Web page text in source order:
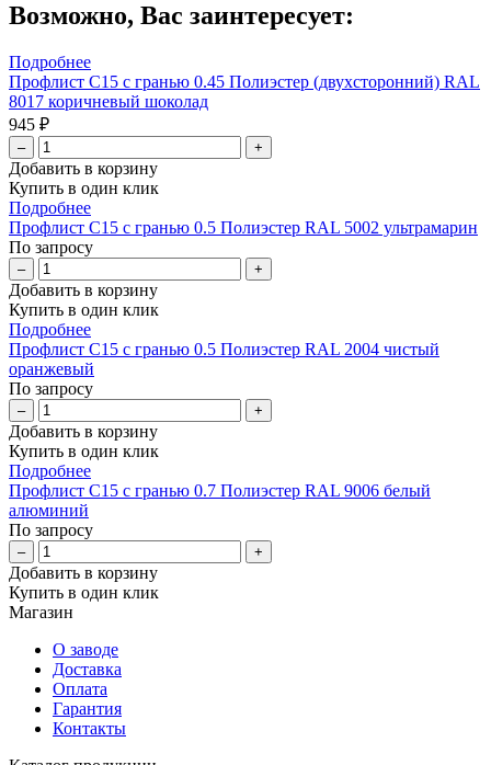
Возможно, Вас заинтересует:
Подробнее
Профлист С15 с гранью 0.45 Полиэстер (двухсторонний) RAL
8017 коричневый шоколад
945 ₽
– +
Добавить в корзину
Купить в один клик
Подробнее
Профлист С15 с гранью 0.5 Полиэстер RAL 5002 ультрамарин
По запросу
– +
Добавить в корзину
Купить в один клик
Подробнее
Профлист С15 с гранью 0.5 Полиэстер RAL 2004 чистый
оранжевый
По запросу
– +
Добавить в корзину
Купить в один клик
Подробнее
Профлист С15 с гранью 0.7 Полиэстер RAL 9006 белый
алюминий
По запросу
– +
Добавить в корзину
Купить в один клик
Магазин
О заводе
Доставка
Оплата
Гарантия
Контакты